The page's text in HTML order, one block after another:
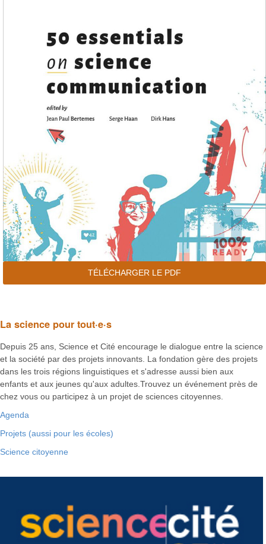
TÉLÉCHARGER LE PDF
La science pour tout·e·s
Depuis 25 ans, Science et Cité encourage le dialogue entre la science
et la société par des projets innovants. La fondation gère des projets
dans les trois régions linguistiques et s'adresse aussi bien aux
enfants et aux jeunes qu'aux adultes.Trouvez un événement près de
chez vous ou participez à un projet de sciences citoyennes.
Agenda
Projets (aussi pour les écoles)
Science citoyenne